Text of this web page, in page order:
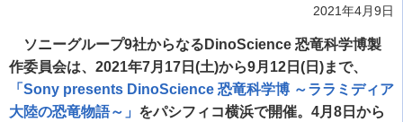
2021年4月9日
ソニーグループ9社からなるDinoScience 恐竜科学博製
作委員会は、2021年7月17日(土)から9月12日(日)まで、
「Sony presents DinoScience 恐竜科学博 ～ララミディア
大陸の恐竜物語～」 をパシフィコ横浜で開催。4月8日から